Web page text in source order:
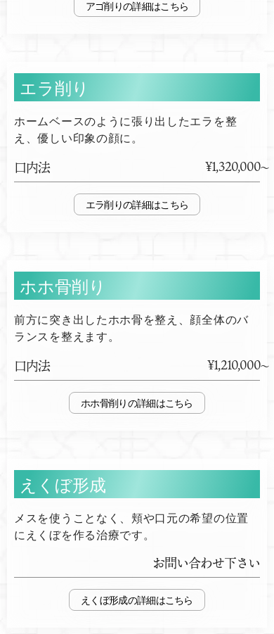
アゴ削り
エラ削り
ホームベースのように張り出したエラを整
え、優しい印象の顔に。
口内法 ¥1,320,000
エラ削り
ホホ骨削り
前方に突き出したホホ骨を整え、顔全体のバ
ランスを整えます。
口内法 ¥1,210,000
ホホ骨削り
えくぼ形成
メスを使うことなく、頬や口元の希望の位置
にえくぼを作る治療です。
お問い合わせ下さい
えくぼ形成